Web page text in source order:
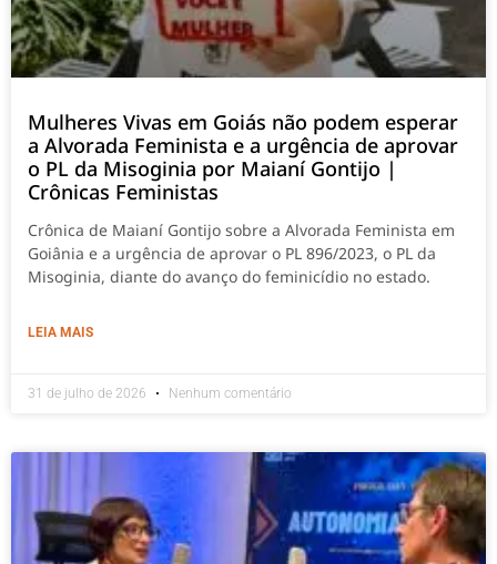
Mulheres Vivas em Goiás não podem esperar
a Alvorada Feminista e a urgência de aprovar
o PL da Misoginia por Maianí Gontijo |
Crônicas Feministas
Crônica de Maianí Gontijo sobre a Alvorada Feminista em
Goiânia e a urgência de aprovar o PL 896/2023, o PL da
Misoginia, diante do avanço do feminicídio no estado.
LEIA MAIS
31 de julho de 2026 Nenhum comentário